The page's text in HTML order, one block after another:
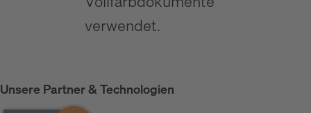
verwendet.
Unsere Partner & Technologien